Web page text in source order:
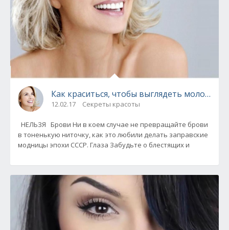
Как краситься, чтобы выглядеть моложе?
12.02.17 Секреты красоты
НЕЛЬЗЯ Брови Ни в коем случае не превращайте брови
в тоненькую ниточку, как это любили делать заправские
модницы эпохи СССР. Глаза Забудьте о блестящих и